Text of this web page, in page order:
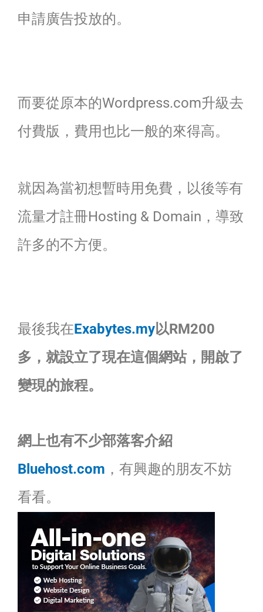
申請廣告投放的。
而要從原本的Wordpress.com升級去
付費版，費用也比一般的來得高。
就因為當初想暫時用免費，以後等有
流量才註冊Hosting & Domain，導致
許多的不方便。
最後我在Exabytes.my以RM200
多，就設立了現在這個網站，開啟了
變現的旅程。
網上也有不少部落客介紹
Bluehost.com ，有興趣的朋友不妨
看看。